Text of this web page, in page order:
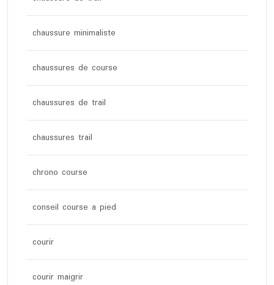
chaussure minimaliste
chaussures de course
chaussures de trail
chaussures trail
chrono course
conseil course a pied
courir
courir maigrir